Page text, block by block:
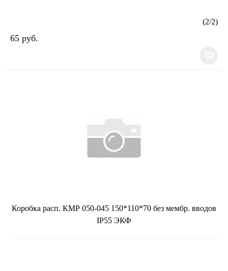
(2/2)
65 руб.
Коробка расп. КМР 050-045 150*110*70 без мембр. вводов
IP55 ЭКФ